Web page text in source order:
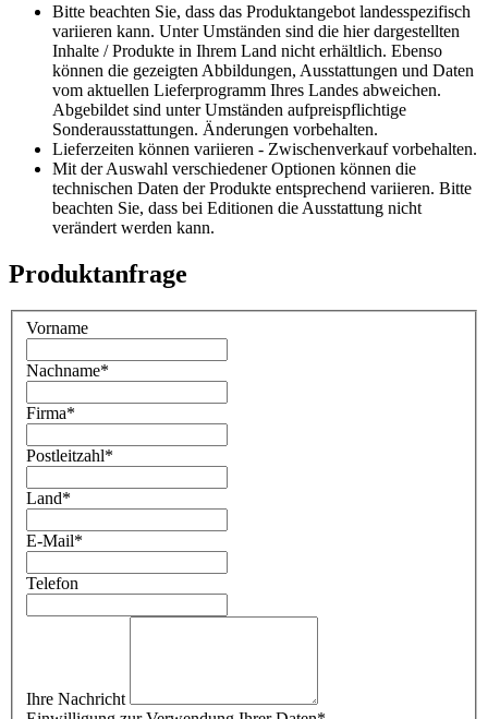
Bitte beachten Sie, dass das Produktangebot landesspezifisch
variieren kann. Unter Umständen sind die hier dargestellten
Inhalte / Produkte in Ihrem Land nicht erhältlich. Ebenso
können die gezeigten Abbildungen, Ausstattungen und Daten
vom aktuellen Lieferprogramm Ihres Landes abweichen.
Abgebildet sind unter Umständen aufpreispflichtige
Sonderausstattungen. Änderungen vorbehalten.
Lieferzeiten können variieren - Zwischenverkauf vorbehalten.
Mit der Auswahl verschiedener Optionen können die
technischen Daten der Produkte entsprechend variieren. Bitte
beachten Sie, dass bei Editionen die Ausstattung nicht
verändert werden kann.
Produktanfrage
Vorname
Nachname*
Firma*
Postleitzahl*
Land*
E-Mail*
Telefon
Ihre Nachricht